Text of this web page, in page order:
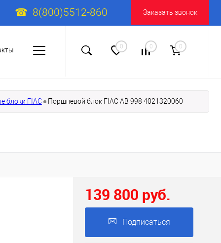
8(800)5512-860 Заказать звонок
0 0 0
блоки FIAC Поршневой блок FIAC AB 998 4021320060
139 800 руб.
Подписаться